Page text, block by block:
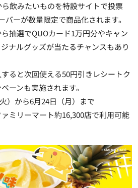
飲みたいものを特設サイトで投票
バーが数量限定で商品化されます。
抽選でQUOカード1万円分やキャン
ナルグッズが当たるチャンスもあり
ると次回使える50円引きレシートク
ーンも実施されます。
）から6月24日（月）まで
ミリーマート約16,300店で利用可能